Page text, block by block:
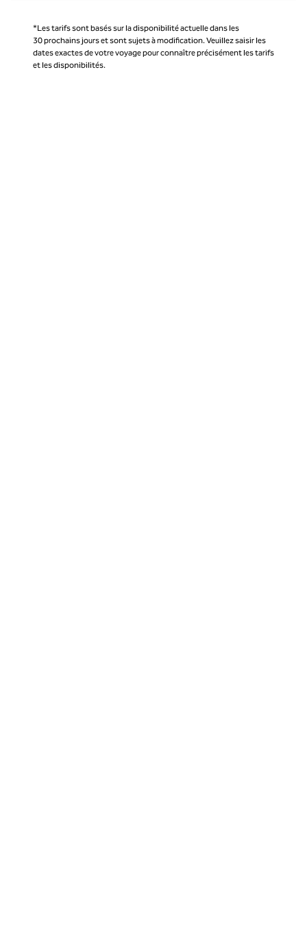
*Les tarifs sont basés sur la disponibilité actuelle dans les
30 prochains jours et sont sujets à modification. Veuillez saisir les
dates exactes de votre voyage pour connaître précisément les tarifs
et les disponibilités.